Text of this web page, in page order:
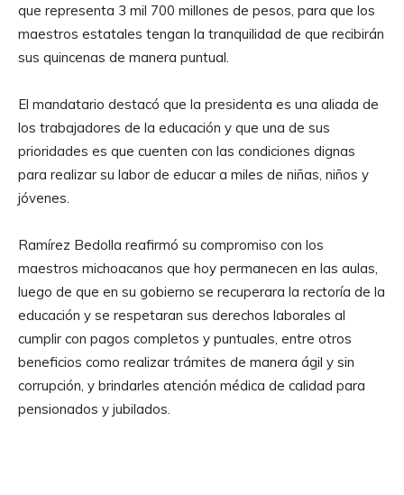
que representa 3 mil 700 millones de pesos, para que los
maestros estatales tengan la tranquilidad de que recibirán
sus quincenas de manera puntual.
El mandatario destacó que la presidenta es una aliada de
los trabajadores de la educación y que una de sus
prioridades es que cuenten con las condiciones dignas
para realizar su labor de educar a miles de niñas, niños y
jóvenes.
Ramírez Bedolla reafirmó su compromiso con los
maestros michoacanos que hoy permanecen en las aulas,
luego de que en su gobierno se recuperara la rectoría de la
educación y se respetaran sus derechos laborales al
cumplir con pagos completos y puntuales, entre otros
beneficios como realizar trámites de manera ágil y sin
corrupción, y brindarles atención médica de calidad para
pensionados y jubilados.